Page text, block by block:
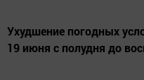
Ухудшение погодных
19 июня с полудня до